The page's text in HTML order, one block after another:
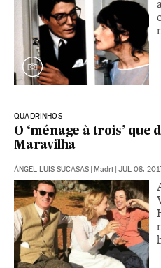
QUADRINHOS
O ‘ménage à trois’ que
Maravilha
ÁNGEL LUIS SUCASAS | Madri | JUL 08,